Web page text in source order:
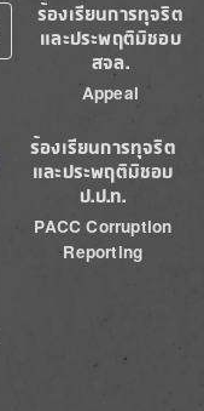
ร้องเรียนการทุจริต
และประพฤติมิชอบ
สจล.
Appeal
ร้องเรียนการทุจริต
และประพฤติมิชอบ
ป.ป.ท.
PACC Corruption
Reporting